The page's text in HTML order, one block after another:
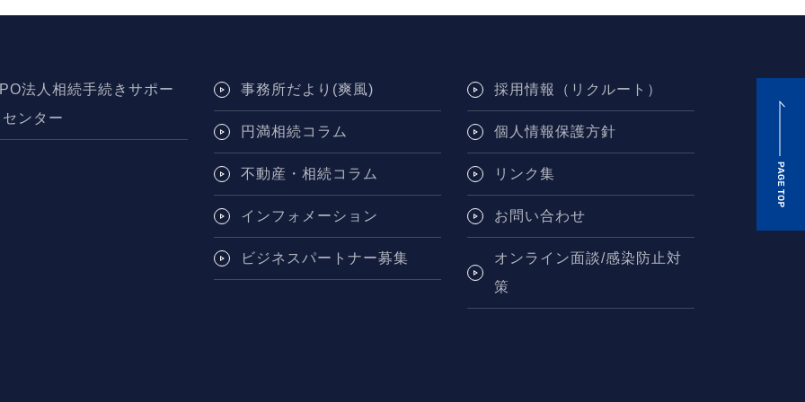
法人相続手続きサポー
ンター
事務所だより(爽風)
円満相続コラム
不動産・相続コラム
インフォメーション
ビジネスパートナー募集
採用情報（リクルート）
個人情報保護方針
リンク集
お問い合わせ
オンライン面談/感染防止対
策